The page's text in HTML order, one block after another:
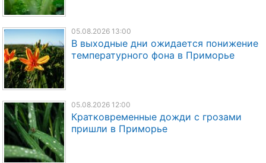
05.08.2026 13:00
В выходные дни ожидается понижение
температурного фона в Приморье
05.08.2026 12:00
Кратковременные дожди с грозами
пришли в Приморье